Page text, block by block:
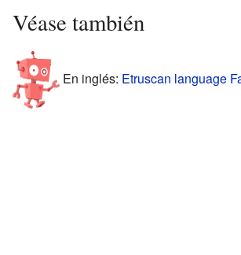
Véase también
En inglés: Etruscan language